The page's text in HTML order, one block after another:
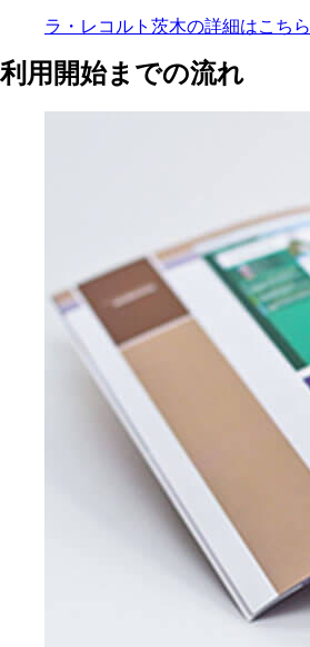
ラ・レコルト茨木の詳細はこちら
利用開始までの流れ